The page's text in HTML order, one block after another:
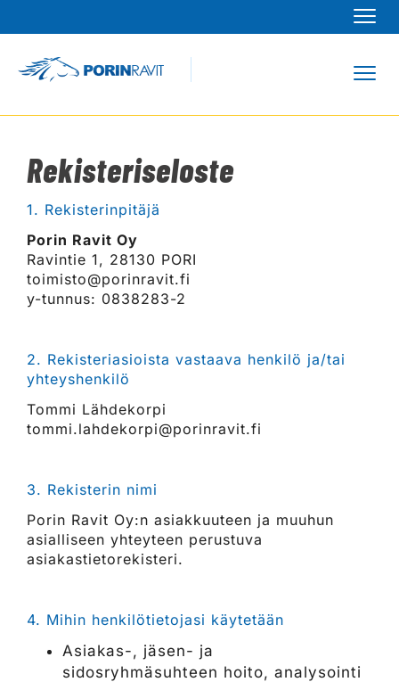
Rekisteriseloste
1. Rekisterinpitäjä
Porin Ravit Oy
Ravintie 1, 28130 PORI
toimisto@porinravit.fi
y-tunnus: 0838283-2
2. Rekisteriasioista vastaava henkilö ja/tai
yhteyshenkilö
Tommi Lähdekorpi
tommi.lahdekorpi@porinravit.fi
3. Rekisterin nimi
Porin Ravit Oy:n asiakkuuteen ja muuhun
asialliseen yhteyteen perustuva
asiakastietorekisteri.
4. Mihin henkilötietojasi käytetään
Asiakas-, jäsen- ja
sidosryhmäsuhteen hoito, analysointi